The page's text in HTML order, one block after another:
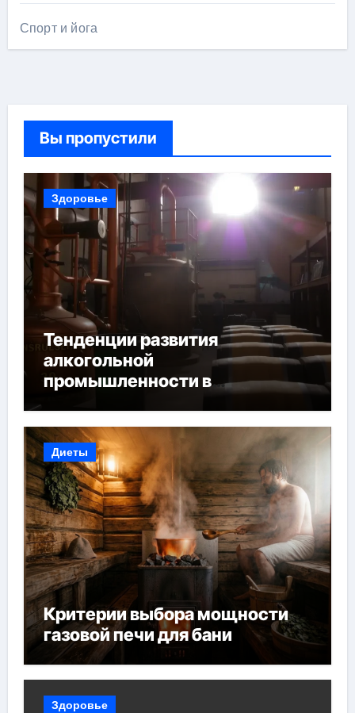
Спорт и йога
Вы пропустили
Здоровье
Тенденции развития
алкогольной
промышленности в
Диеты
Критерии выбора мощности
газовой печи для бани
Здоровье